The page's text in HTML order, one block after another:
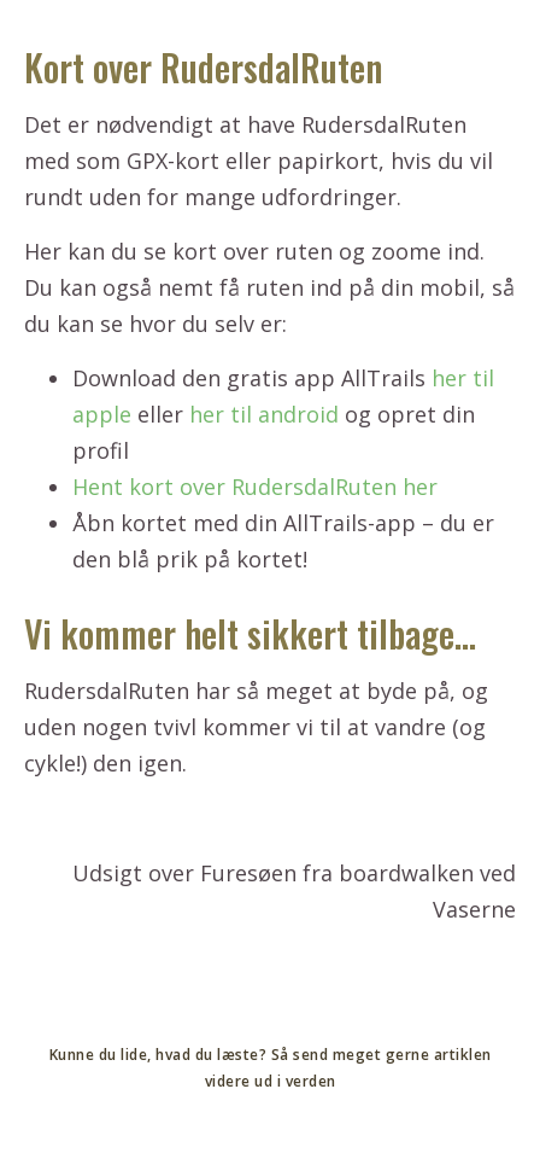
Kort over RudersdalRuten
Det er nødvendigt at have RudersdalRuten
med som GPX-kort eller papirkort, hvis du vil
rundt uden for mange udfordringer.
Her kan du se kort over ruten og zoome ind.
Du kan også nemt få ruten ind på din mobil, så
du kan se hvor du selv er:
Download den gratis app AllTrails her til
apple eller her til android og opret din
profil
Hent kort over RudersdalRuten her
Åbn kortet med din AllTrails-app – du er
den blå prik på kortet!
Vi kommer helt sikkert tilbage…
RudersdalRuten har så meget at byde på, og
uden nogen tvivl kommer vi til at vandre (og
cykle!) den igen.
Udsigt over Furesøen fra boardwalken ved
Vaserne
Kunne du lide, hvad du læste? Så send meget gerne artiklen
videre ud i verden